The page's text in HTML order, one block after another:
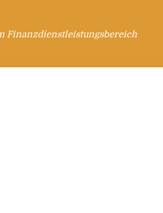
Finanzdienstleistungsbereich